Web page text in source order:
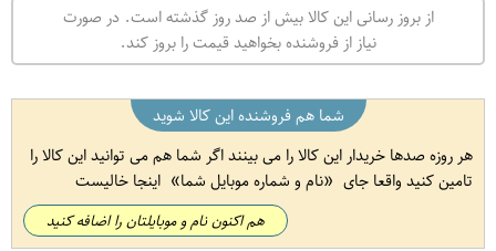
از بروز رسانی این کالا بیش از صد روز گذشته است. در صورت
نیاز از فروشنده بخواهید قیمت را بروز کند.
شما هم فروشنده این کالا شوید
هر روزه صدها خریدار این کالا را می بینند اگر شما هم می توانید این کالا را
تامین کنید واقعا جای
نام و شماره موبایل شما اینجا خالیست
هم اکنون نام و موبایلتان را اضافه کنید